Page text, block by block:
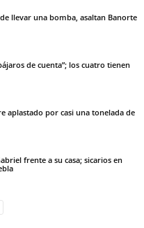
llevar una bomba, asaltan Banorte
de cuenta”; los cuatro tienen
aplastado por casi una tonelada de
frente a su casa; sicarios en